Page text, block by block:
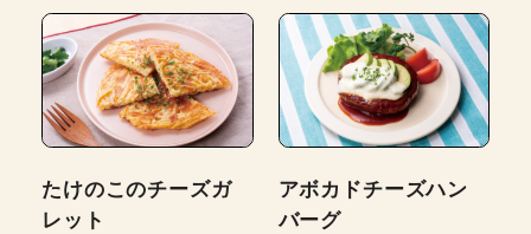
たけのこのチーズガ
レット
アボカドチーズハン
バーグ